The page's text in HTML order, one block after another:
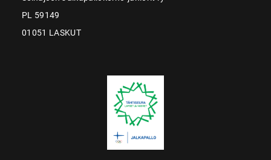
PL 59149
01051 LASKUT